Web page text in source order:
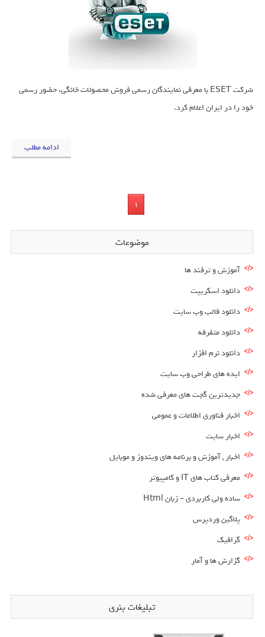
شرکت ESET با معرفی نمایندگان رسمی فروش محصولات خانگی، حضور رسمی
خود را در ایران اعلام کرد.
ادامه مطلب
1
موضوعات
آموزش و ترفند ها
دانلود اسکریپت
دانلود قالب وب سایت
دانلود متفرقه
دانلود نرم افزار
ایده های طراحی وب سایت
جدیدترین گجت های معرفی شده
اخبار فناوری اطلاعات و عمومی
اخبار سایت
اخبار , آموزش و برنامه های ویندوز و موبایل
معرفی کتاب های IT و کامپیوتر
ساده ولی کاربردی – زبان Html
پلاگین وردپرس
گرافیک
گزارش ها و آمار
تبلیغات بنری